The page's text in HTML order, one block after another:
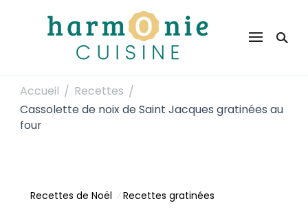
Harmonie Cuisine
Accueil / Recettes /
Cassolette de noix de Saint Jacques gratinées au
four
Recettes de Noël Recettes gratinées